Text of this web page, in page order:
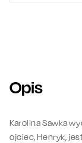
Opis
Karolina Sawka
ojciec, Henryk,